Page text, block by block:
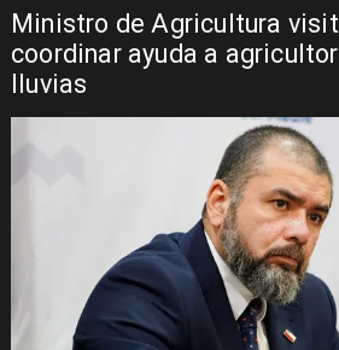
Ministro de Agricultura
coordinar ayuda a
lluvias